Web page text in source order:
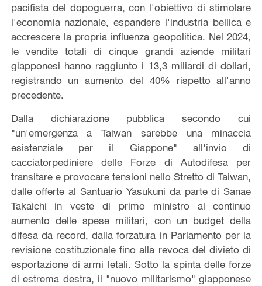
pacifista del dopoguerra, con l'obiettivo di stimolare
l'economia nazionale, espandere l'industria bellica e
accrescere la propria influenza geopolitica. Nel 2024,
le vendite totali di cinque grandi aziende militari
giapponesi hanno raggiunto i 13,3 miliardi di dollari,
registrando un aumento del 40% rispetto all'anno
precedente.
Dalla dichiarazione pubblica secondo cui
"un'emergenza a Taiwan sarebbe una minaccia
esistenziale per il Giappone" all'invio di
cacciatorpediniere delle Forze di Autodifesa per
transitare e provocare tensioni nello Stretto di Taiwan,
dalle offerte al Santuario Yasukuni da parte di Sanae
Takaichi in veste di primo ministro al continuo
aumento delle spese militari, con un budget della
difesa da record, dalla forzatura in Parlamento per la
revisione costituzionale fino alla revoca del divieto di
esportazione di armi letali. Sotto la spinta delle forze
di estrema destra, il "nuovo militarismo" giapponese